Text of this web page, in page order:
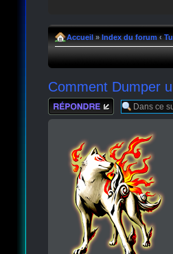
Accueil » Index du forum ‹
Comment Dumper
Répondre